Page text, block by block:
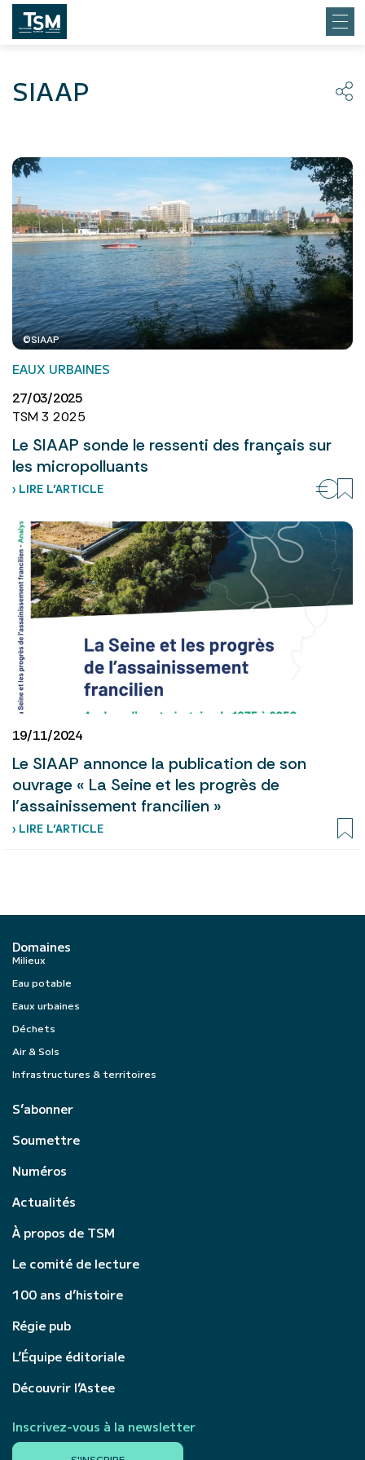
SIAAP
©SIAAP
EAUX URBAINES
27/03/2025
TSM 3 2025
Le SIAAP sonde le ressenti des français sur
les micropolluants
› LIRE L’ARTICLE
19/11/2024
Le SIAAP annonce la publication de son
ouvrage « La Seine et les progrès de
l’assainissement francilien »
› LIRE L’ARTICLE
Domaines
Milieux
Eau potable
Eaux urbaines
Déchets
Air & Sols
Infrastructures & territoires
S’abonner
Soumettre
Numéros
Actualités
À propos de TSM
Le comité de lecture
100 ans d’histoire
Régie pub
L’Équipe éditoriale
Découvrir l’Astee
Inscrivez-vous à la newsletter